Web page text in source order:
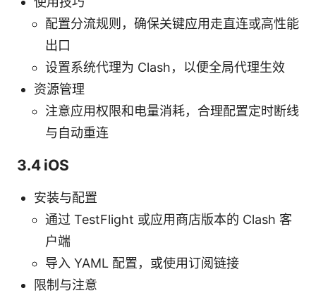
配置分流规则，确保关键应用走直连或高性能
出口
设置系统代理为 Clash，以便全局代理生效
资源管理
注意应用权限和电量消耗，合理配置定时断线
与自动重连
3.4 iOS
安装与配置
通过 TestFlight 或应用商店版本的 Clash 客
户端
导入 YAML 配置，或使用订阅链接
限制与注意